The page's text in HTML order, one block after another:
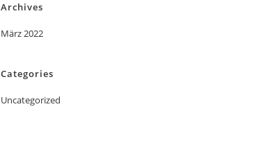
Archives
März 2022
Categories
Uncategorized